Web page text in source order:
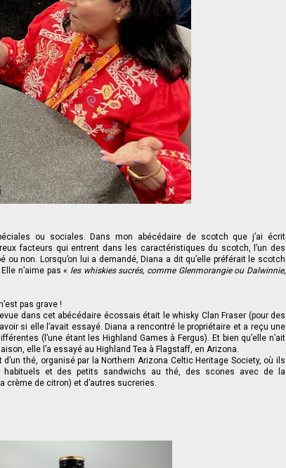
ou sociales. Dans mon abécédaire de scotch que j’ai écrit
facteurs qui entrent dans les caractéristiques du scotch, l’un des
ou non. Lorsqu’on lui a demandé, Diana a dit qu’elle préférait le scotch
n’aime pas « les whiskies sucrés, comme Glenmorangie ou Dalwinnie,
pas grave !
dans cet abécédaire écossais était le whisky Clan Fraser (pour des
si elle l’avait essayé. Diana a rencontré le propriétaire et a reçu une
(l’une étant les Highland Games à Fergus). Et bien qu’elle n’ait
elle l’a essayé au Highland Tea à Flagstaff, en Arizona.
thé, organisé par la Northern Arizona Celtic Heritage Society, où ils
et des petits sandwichs au thé, des scones avec de la
de citron) et d’autres sucreries.